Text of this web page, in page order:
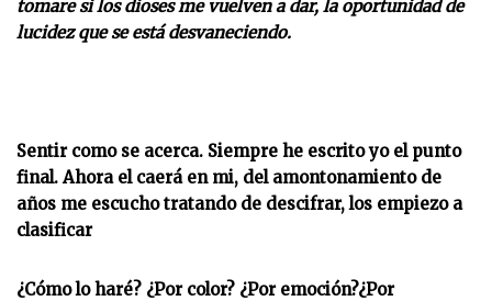
tomare si los dioses me vuelven a dar, la oportunidad de
lucidez que se está desvaneciendo.
Sentir como se acerca. Siempre he escrito yo el punto
final. Ahora el caerá en mi, del amontonamiento de
años me escucho tratando de descifrar, los empiezo a
clasificar
¿Cómo lo haré? ¿Por color? ¿Por emoción?¿Por